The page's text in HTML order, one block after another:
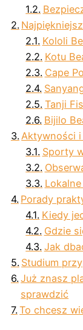
Kololi
Kotu
Cape
Tanji
Bijilo
Aktywności
Sporty
Porady
Kiedy
Gdzie
Jak
Studium
Już znasz
sprawdzić
To chcesz